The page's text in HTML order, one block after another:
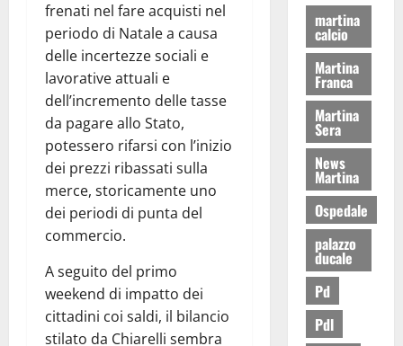
frenati nel fare acquisti nel
periodo di Natale a causa
delle incertezze sociali e
lavorative attuali e
dell’incremento delle tasse
da pagare allo Stato,
potessero rifarsi con l’inizio
dei prezzi ribassati sulla
merce, storicamente uno
dei periodi di punta del
commercio.
A seguito del primo
weekend di impatto dei
cittadini coi saldi, il bilancio
stilato da Chiarelli sembra
martina
calcio
Martina
Franca
Martina
Sera
News
Martina
Ospedale
palazzo
ducale
Pd
Pdl